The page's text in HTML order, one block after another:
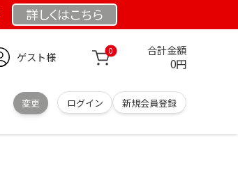
詳しくはこちら
ゲスト様 0 合計金額
0円
変更 ログイン 新規会員登録